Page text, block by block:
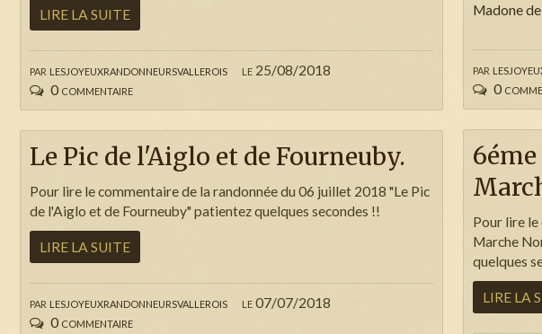
par lesjoyeuxrandonneursvallerois
le 25/08/2018
0 commentaire
LIRE LA SUITE
par
0
Madone
Le Pic de l'Aiglo et de Fourneuby.
par lesjoyeuxrandonneursvallerois
le 07/07/2018
0 commentaire
Pour lire le commentaire de la randonnée du 06 juillet 2018 "Le Pic
de l'Aiglo et de Fourneuby" patientez quelques secondes !!
LIRE LA SUITE
Pour lire
Marche
quelques
LIRE LA